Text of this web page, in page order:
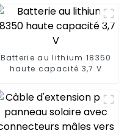
Batterie au lithium 18350
haute capacité 3,7 V